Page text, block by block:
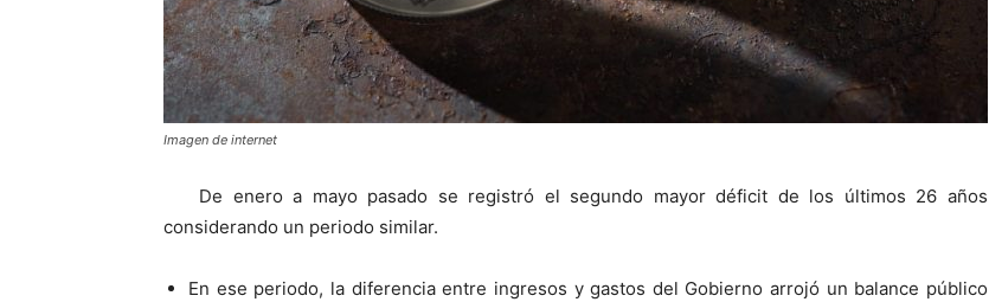
Imagen de internet
De enero a mayo pasado se registró el segundo mayor déficit de los últimos 26 años
considerando un periodo similar.
En ese periodo, la diferencia entre ingresos y gastos del Gobierno arrojó un balance público